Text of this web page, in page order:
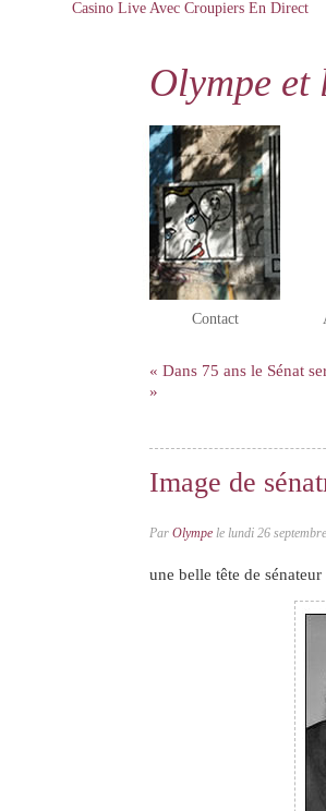
Casino Live Avec Croupiers En Direct
Olympe et
« Dans 75 ans le Sénat
»
Image de
ParOlympe le lundi 26
une belle tête de sénateur
Contact